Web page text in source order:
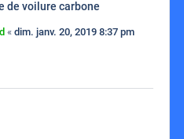
de voilure carbone
« dim. janv. 20, 2019 8:37 pm